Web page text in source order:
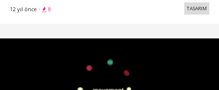
12 yıl önce · 8 TASARIM